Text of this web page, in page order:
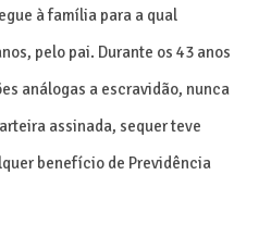
à família para a qual
pelo pai. Durante os 43 anos
análogas a escravidão, nunca
assinada, sequer teve
benefício de Previdência